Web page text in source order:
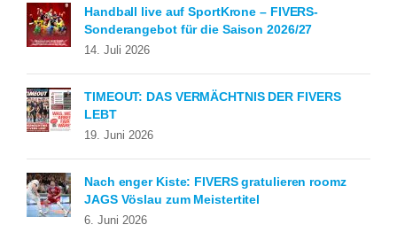
Handball live auf SportKrone – FIVERS-
Sonderangebot für die Saison 2026/27
14. Juli 2026
TIMEOUT: DAS VERMÄCHTNIS DER FIVERS
LEBT
19. Juni 2026
Nach enger Kiste: FIVERS gratulieren roomz
JAGS Vöslau zum Meistertitel
6. Juni 2026